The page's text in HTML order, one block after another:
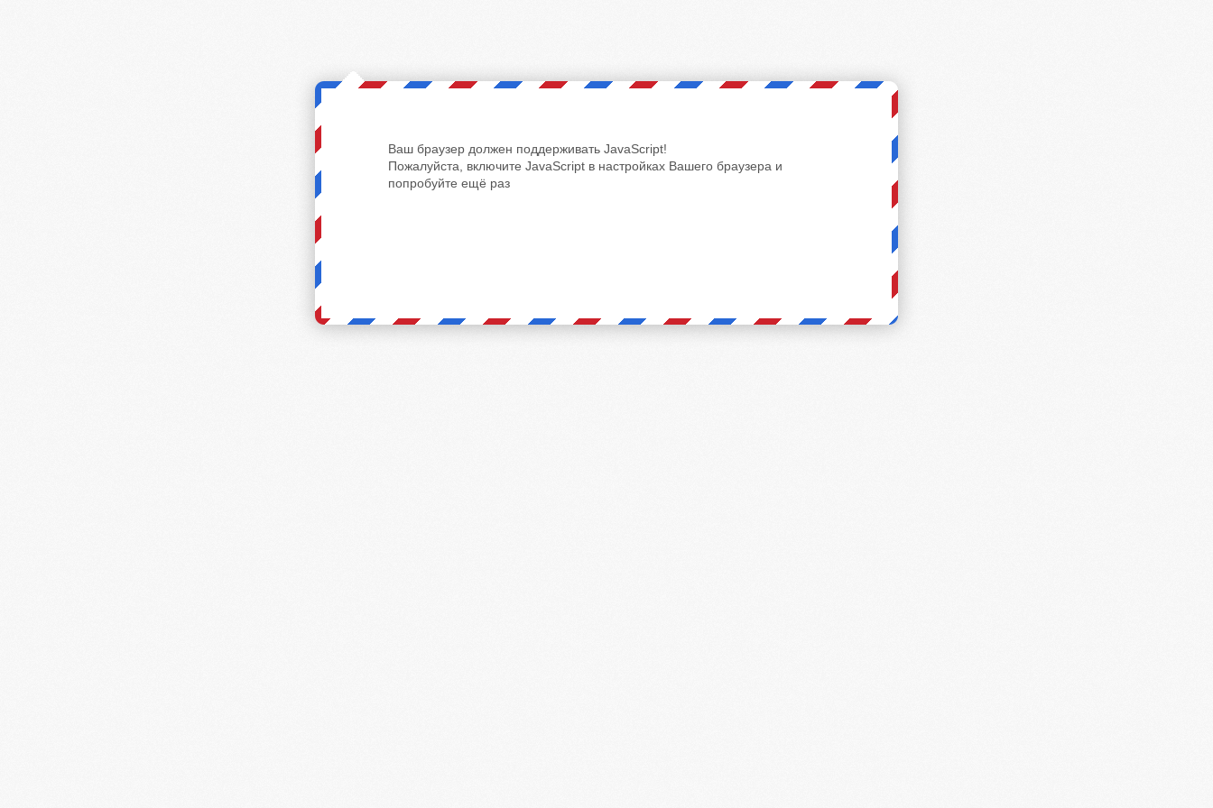
Ваш браузер должен поддерживать JavaScript!
Пожалуйста, включите JavaScript в настройках Вашего браузера и
попробуйте ещё раз